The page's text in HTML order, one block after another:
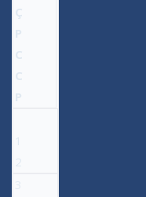
Ç
P
C
C
P
1
2
3